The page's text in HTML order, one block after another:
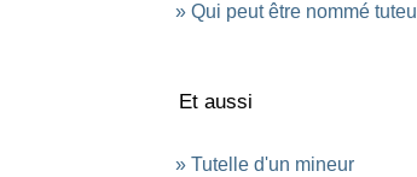
Qui peut être nommé
Et aussi
Tutelle d'un mineur